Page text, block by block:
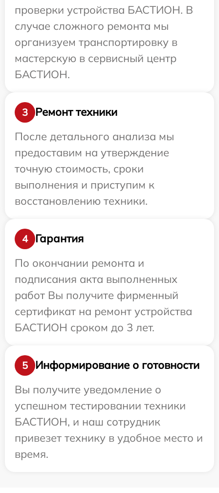
проверки устройства БАСТИОН. В
случае сложного ремонта мы
организуем транспортировку в
мастерскую в сервисный центр
БАСТИОН.
3
Ремонт техники
После детального анализа мы
предоставим на утверждение
точную стоимость, сроки
выполнения и приступим к
восстановлению техники.
4
Гарантия
По окончании ремонта и
подписания акта выполненных
работ Вы получите фирменный
сертификат на ремонт устройства
БАСТИОН сроком до 3 лет.
5
Информирование о готовности
Вы получите уведомление о
успешном тестировании техники
БАСТИОН, и наш сотрудник
привезет технику в удобное место и
время.